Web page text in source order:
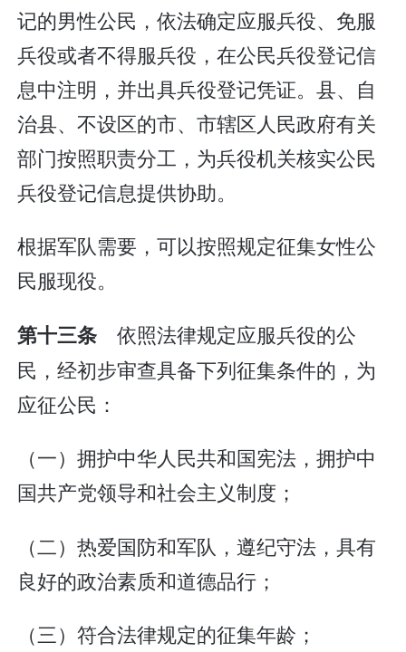
记的男性公民，依法确定应服兵役、免服
兵役或者不得服兵役，在公民兵役登记信
息中注明，并出具兵役登记凭证。县、自
治县、不设区的市、市辖区人民政府有关
部门按照职责分工，为兵役机关核实公民
兵役登记信息提供协助。
根据军队需要，可以按照规定征集女性公
民服现役。
第十三条 依照法律规定应服兵役的公
民，经初步审查具备下列征集条件的，为
应征公民：
（一）拥护中华人民共和国宪法，拥护中
国共产党领导和社会主义制度；
（二）热爱国防和军队，遵纪守法，具有
良好的政治素质和道德品行；
（三）符合法律规定的征集年龄；